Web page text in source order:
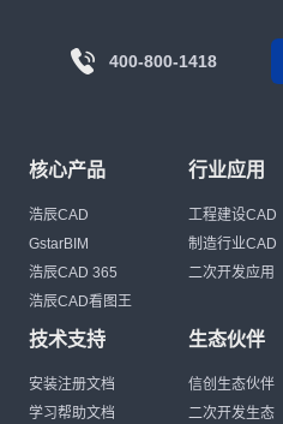
400-800-1418
核心产品
浩辰CAD
GstarBIM
浩辰CAD 365
浩辰CAD看图王
行业应用
工程建设CAD
制造行业CAD
二次开发应用
技术支持
安装注册文档
学习帮助文档
生态伙伴
信创生态伙伴
二次开发生态